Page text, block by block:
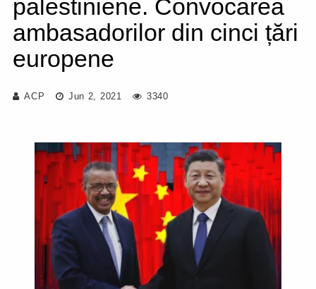
palestiniene. Convocarea
ambasadorilor din cinci țări
europene
ACP Jun 2, 2021 3340